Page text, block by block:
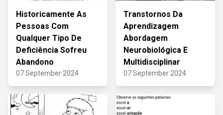
Historicamente As
Pessoas Com
Qualquer Tipo De
Deficiência Sofreu
Abandono
07 September 2024
Transtornos Da
Aprendizagem
Abordagem
Neurobiológica E
Multidisciplinar
07 September 2024